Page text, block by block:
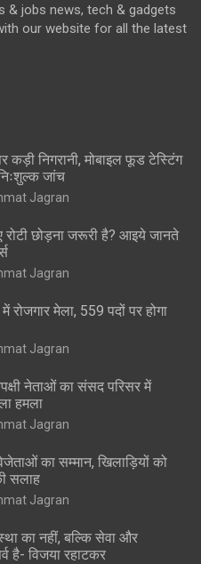
& jobs news, tech & gadgets
our website for all the latest
कड़ी निगरानी, मोबाइल फूड टेस्टिंग
जांच
Jagran
छोड़ना जरूरी है? आइये जानते
Jagran
रोजगार मेला, 559 पदों पर होगा
Jagran
नेताओं का संसद परिसर में
हमला
Jagran
का सम्मान, खिलाड़ियों को
सलाह
Jagran
का नहीं, बल्कि सेवा और
है- विजया रहाटकर